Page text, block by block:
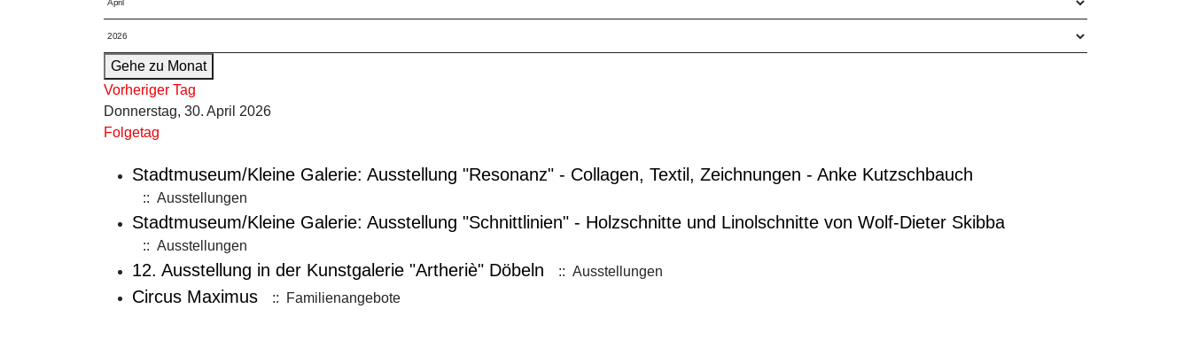
Gehe zu Monat
Vorheriger Tag
Donnerstag, 30. April 2026
Folgetag
Stadtmuseum/Kleine Galerie: Ausstellung "Resonanz" - Collagen, Textil, Zeichnungen - Anke Kutzschbauch
:: Ausstellungen
Stadtmuseum/Kleine Galerie: Ausstellung "Schnittlinien" - Holzschnitte und Linolschnitte von Wolf-Dieter Skibba
:: Ausstellungen
12. Ausstellung in der Kunstgalerie "Artheriè" Döbeln :: Ausstellungen
Circus Maximus :: Familienangebote